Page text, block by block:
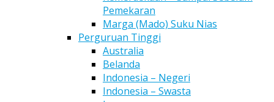
Pemekaran
Marga (Mado) Suku Nias
Perguruan Tinggi
Australia
Belanda
Indonesia – Negeri
Indonesia – Swasta